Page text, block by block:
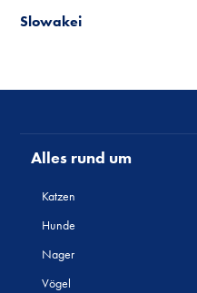
Slowakei
Alles rund um
Katzen
Hunde
Nager
Vögel